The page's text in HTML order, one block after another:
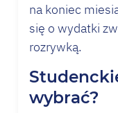
na koniec
się o wydatki
rozrywką.
wybrać?